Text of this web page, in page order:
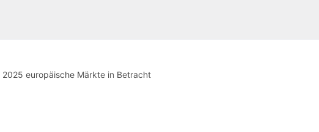
2025 europäische Märkte in Betracht